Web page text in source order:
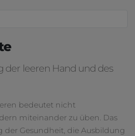
der leeren Hand und des
bedeutet nicht
miteinander zu üben. Das
der Gesundheit, die Ausbildung